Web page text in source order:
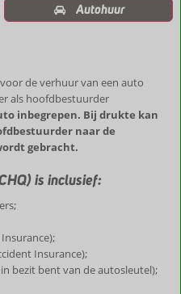
Autohuur
de verhuur van een auto
als hoofdbestuurder
inbegrepen. Bij drukte kan
naar de
gebracht.
is inclusief:
Insurance);
bezit bent van de autosleutel);